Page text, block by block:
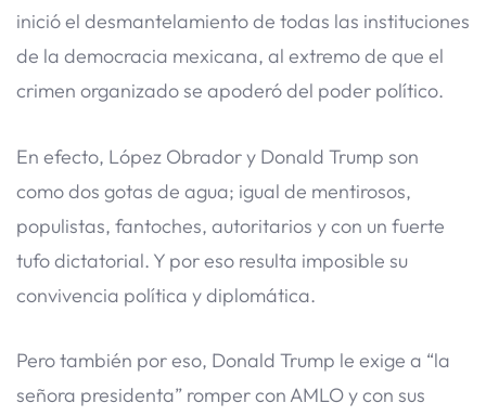
inició el desmantelamiento de todas las instituciones
de la democracia mexicana, al extremo de que el
crimen organizado se apoderó del poder político.
En efecto, López Obrador y Donald Trump son
como dos gotas de agua; igual de mentirosos,
populistas, fantoches, autoritarios y con un fuerte
tufo dictatorial. Y por eso resulta imposible su
convivencia política y diplomática.
Pero también por eso, Donald Trump le exige a “la
señora presidenta” romper con AMLO y con sus